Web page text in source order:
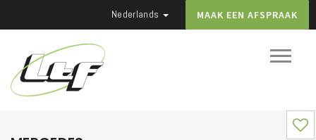
Nederlands MAAK EEN AFSPRAAK